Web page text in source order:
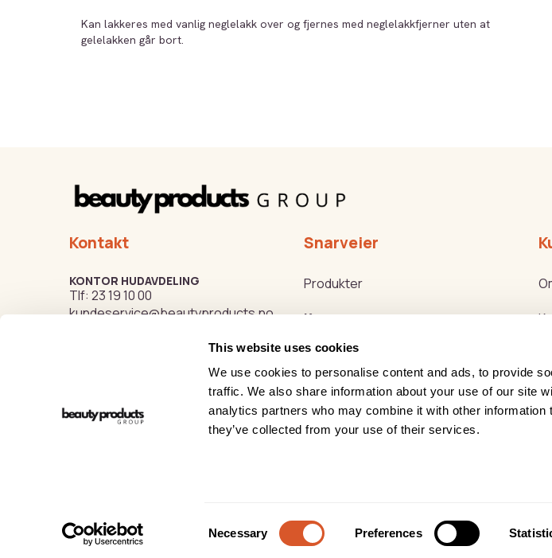
This website uses cookies
We use cookies to personalise content and ads, to provide
traffic. We also share information about your use of our site
analytics partners who may combine it with other information
they’ve collected from your use of their services.
Necessary Preferences
Kan lakkeres med vanlig neglelakk over og fjernes med neglelakkfjerner uten at
gelelakken går bort.
Kontakt
KONTOR HUDAVDELING
Tlf: 23 19 10 00
kundeservice@beautyproducts.no
Org: 967110167
Lørenveien 37, 0585 Oslo
Snarveier
Produkter
Kurs
Varemerker
Beauty og Helse Akademiet
Hygge- og nyttemøter
Vi tar forbehold om trykkkfeil på nettsiden. Personvernerklæring Åpenhetsloven
Copyright © 2026 Beauty Products Thorsen AS - All rights reserved